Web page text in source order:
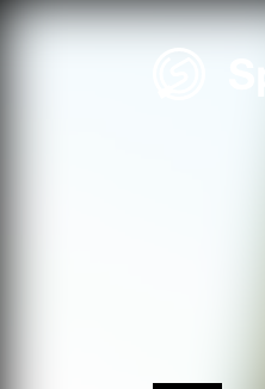
Skip